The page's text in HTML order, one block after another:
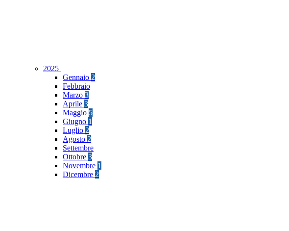
2025
Gennaio 2
Febbraio
Marzo 3
Aprile 3
Maggio 5
Giugno 1
Luglio 2
Agosto 2
Settembre
Ottobre 3
Novembre 1
Dicembre 2